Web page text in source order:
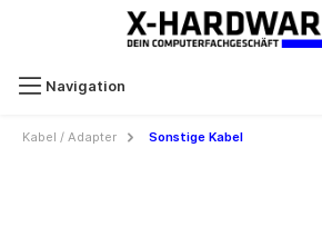
Navigation
Kabel / Adapter Sonstige Kabel